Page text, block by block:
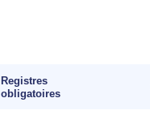
Registres
obligatoires